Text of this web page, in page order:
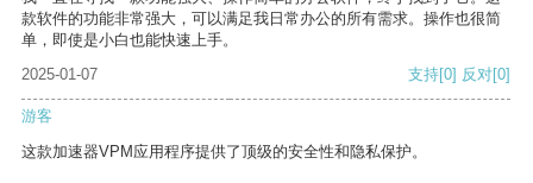
款软件的功能非常强大，可以满足我日常办公的所有需求。操作也很简
单，即使是小白也能快速上手。
2025-01-07
支持[0] 反对[0]
游客
这款加速器VPM应用程序提供了顶级的安全性和隐私保护。